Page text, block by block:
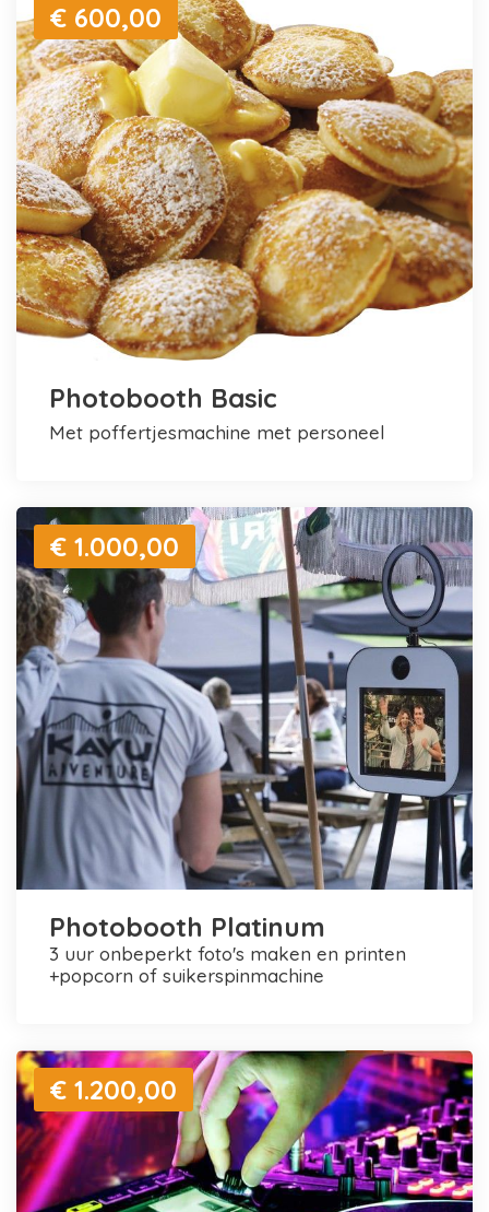
€ 600,00
Photobooth Basic
met poffertjesmachine met personeel
€ 1.000,00
Photobooth Platinum
3 uur onbeperkt foto's maken en printen
+popcorn of suikerspinmachine
€ 1.200,00